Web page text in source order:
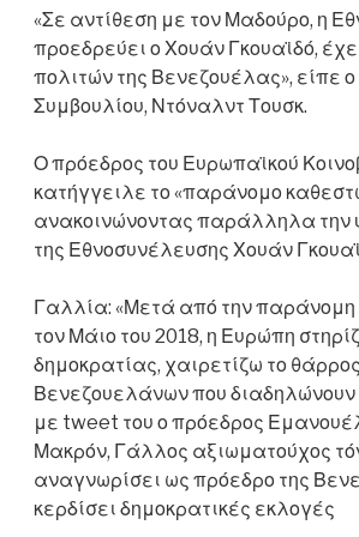
«Σε αντίθεση με τον Μαδούρο, η
προεδρεύει ο Χουάν Γκουαϊδό,
πολιτών της Βενεζουέλας», είπε
Συμβουλίου, Ντόναλντ Τουσκ.
Ο πρόεδρος του Ευρωπαϊκού
κατήγγειλε το «παράνομο
ανακοινώνοντας παράλληλα την
της Εθνοσυνέλευσης Χουάν
Γαλλία: «Μετά από την
τον Μάιο του 2018, η Ευρώπη
δημοκρατίας, χαιρετίζω το
Βενεζουελάνων που διαδηλώνουν
με tweet του ο πρόεδρος
Μακρόν, Γάλλος αξιωματούχος
αναγνωρίσει ως πρόεδρο της
κερδίσει δημοκρατικές εκλογές